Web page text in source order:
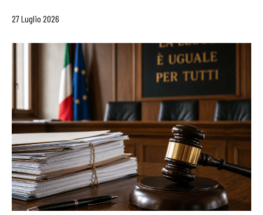
27 Luglio 2026